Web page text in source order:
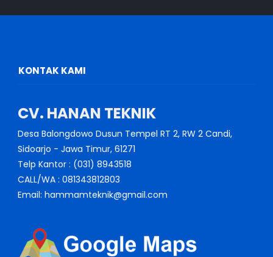
KONTAK KAMI
CV. HANAN TEKNIK
Desa Balongdowo Dusun Tempel RT 2, RW 2 Candi,
Sidoarjo - Jawa Timur, 61271
Telp Kantor : (031) 8943518
CALL/WA : 081343812803
Email: hammamteknik@gmail.com